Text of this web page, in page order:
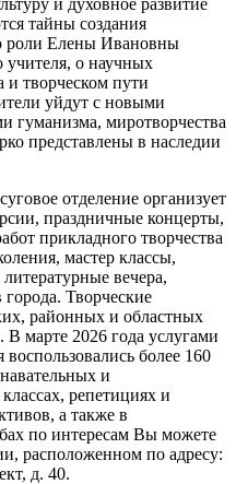
и духовное развитие
тайны создания
роли Елены Ивановны
учителя, о научных
творческом пути
уйдут с новыми
гуманизма, миротворчества
представлены в наследии
отделение организует
праздничные концерты,
прикладного творчества
мастер классы,
вечера,
Творческие
районных и областных
В марте 2026 года услугами
более 160
и
репетициях и
а также в
по интересам Вы можете
расположенном по адресу:
д. 40.